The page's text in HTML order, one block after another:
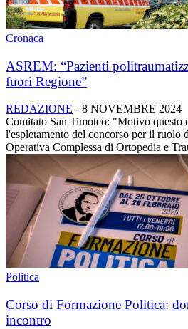
Cronaca
ASREM: “Pazienti
fuori Regione”
REDAZIONE - 8 NOVEMBRE 2024
Comitato San Timoteo: "Motivo questo
l'espletamento del concorso per il ruolo
Operativa Complessa di Ortopedia e
Politica
Corso di Formazione Politica:
incontro